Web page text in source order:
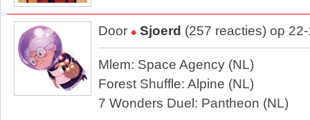
Door Sjoerd (257 reacties) op
Mlem: Space Agency (NL)
Forest Shuffle: Alpine (NL)
7 Wonders Duel: Pantheon (NL)